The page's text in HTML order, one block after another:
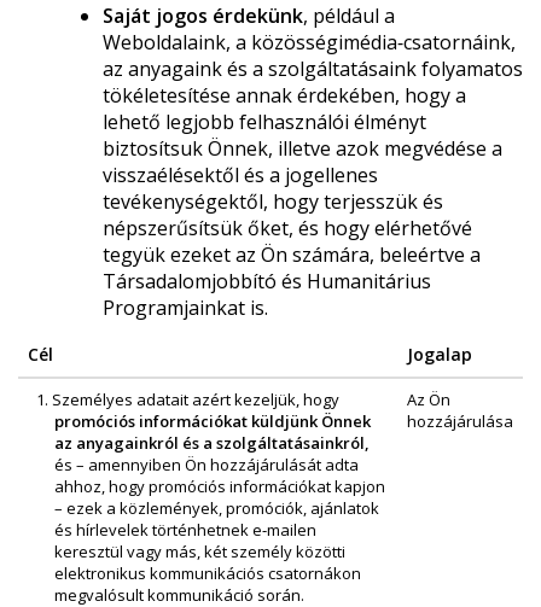
Saját jogos érdekünk, például a
Weboldalaink, a közösségimédia‑csatornáink,
az anyagaink és a szolgáltatásaink folyamatos
tökéletesítése annak érdekében, hogy a
lehető legjobb felhasználói élményt
biztosítsuk Önnek, illetve azok megvédése a
visszaélésektől és a jogellenes
tevékenységektől, hogy terjesszük és
népszerűsítsük őket, és hogy elérhetővé
tegyük ezeket az Ön számára, beleértve a
Társadalomjobbító és Humanitárius
Programjainkat is.
Cél Jogalap
1. Személyes adatait azért kezeljük, hogy
promóciós információkat küldjünk Önnek
az anyagainkról és a szolgáltatásainkról,
és – amennyiben Ön hozzájárulását adta
ahhoz, hogy promóciós információkat kapjon
– ezek a közlemények, promóciók, ajánlatok
és hírlevelek történhetnek e‑mailen
keresztül vagy más, két személy közötti
elektronikus kommunikációs csatornákon
megvalósult kommunikáció során.
Az Ön
hozzájárulása